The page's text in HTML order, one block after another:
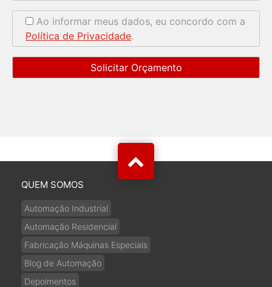
Ao informar meus dados, eu concordo com a
Política de Privacidade.
QUEM SOMOS
Automação Industrial
Automação Residencial
Fabricação Máquinas Especiais
Blog de Automação
Depoimentos